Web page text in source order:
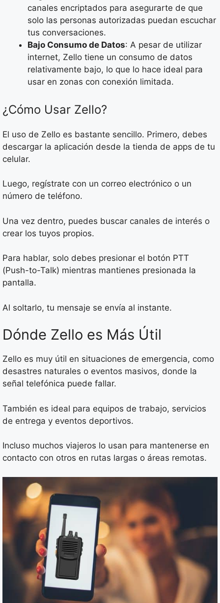
canales encriptados para asegurarte de que
solo las personas autorizadas puedan escuchar
tus conversaciones.
Bajo Consumo de Datos: A pesar de utilizar
internet, Zello tiene un consumo de datos
relativamente bajo, lo que lo hace ideal para
usar en zonas con conexión limitada.
¿Cómo Usar Zello?
El uso de Zello es bastante sencillo. Primero, debes
descargar la aplicación desde la tienda de apps de tu
celular.
Luego, regístrate con un correo electrónico o un
número de teléfono.
Una vez dentro, puedes buscar canales de interés o
crear los tuyos propios.
Para hablar, solo debes presionar el botón PTT
(Push-to-Talk) mientras mantienes presionada la
pantalla.
Al soltarlo, tu mensaje se envía al instante.
Dónde Zello es Más Útil
Zello es muy útil en situaciones de emergencia, como
desastres naturales o eventos masivos, donde la
señal telefónica puede fallar.
También es ideal para equipos de trabajo, servicios
de entrega y eventos deportivos.
Incluso muchos viajeros lo usan para mantenerse en
contacto con otros en rutas largas o áreas remotas.